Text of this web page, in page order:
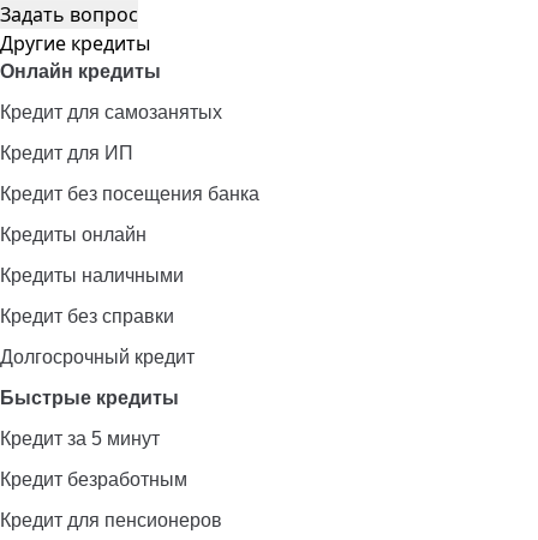
Задать вопрос
Другие кредиты
Онлайн кредиты
Кредит для самозанятых
Кредит для ИП
Кредит без посещения банка
Кредиты онлайн
Кредиты наличными
Кредит без справки
Долгосрочный кредит
Быстрые кредиты
Кредит за 5 минут
Кредит безработным
Кредит для пенсионеров